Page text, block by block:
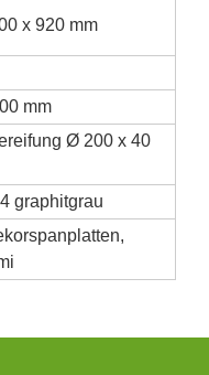
x 920 mm
mm
Ø 200 x 40
graphitgrau